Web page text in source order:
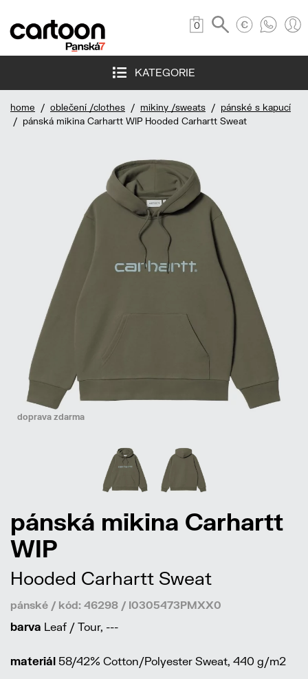
0
KATEGORIE
home / oblečení /clothes / mikiny /sweats / pánské s kapucí
/ pánská mikina Carhartt WIP Hooded Carhartt Sweat
doprava zdarma
pánská mikina Carhartt
WIP
Hooded Carhartt Sweat
pánské / kód: 46298 / I0305473PMXX0
barva Leaf / Tour, ---
materiál 58/42% Cotton/Polyester Sweat, 440 g/m2